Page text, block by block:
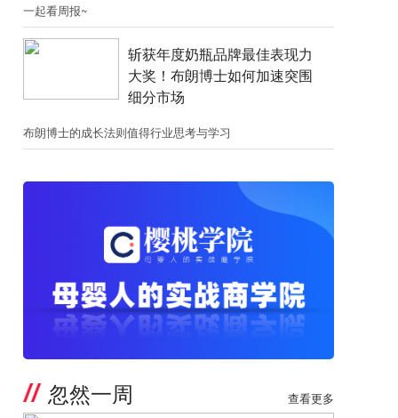
一起看周报~
斩获年度奶瓶品牌最佳表现力
大奖！布朗博士如何加速突围
细分市场
布朗博士的成长法则值得行业思考与学习
忽然一周 查看更多